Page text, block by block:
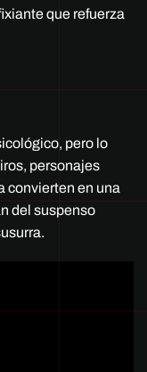
que refuerza
pero lo
personajes
convierten en una
del suspenso